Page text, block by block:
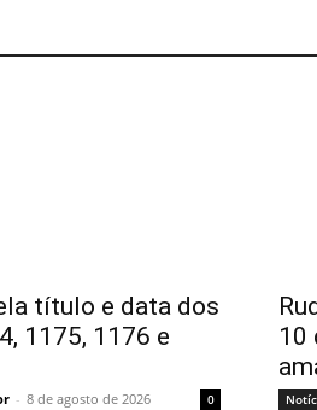
título e data dos
1175, 1176 e
- 8 de agosto de 2026 0
10